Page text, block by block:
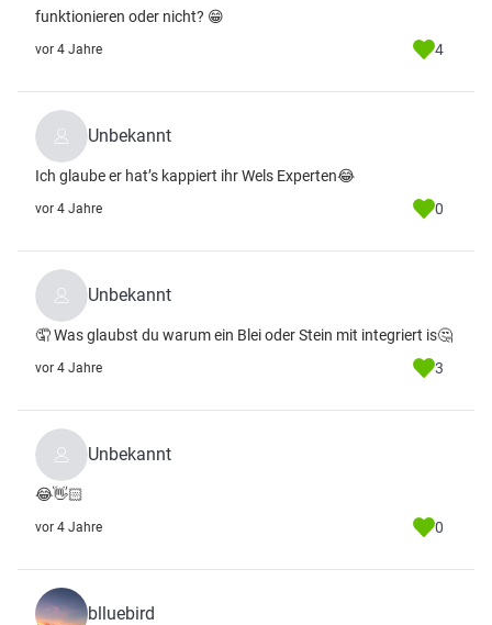
funktionieren oder nicht? 😁
vor 4 Jahre 4
Unbekannt
Ich glaube er hat’s kappiert ihr Wels Experten😂
vor 4 Jahre 0
Unbekannt
🤦 Was glaubst du warum ein Blei oder Stein mit integriert is🤔
vor 4 Jahre 3
Unbekannt
😂👋🏻
vor 4 Jahre 0
blluebird